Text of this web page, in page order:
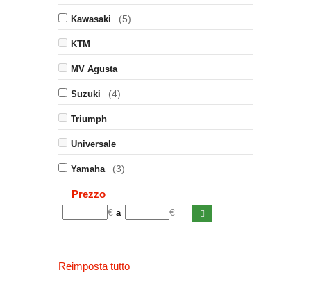
Kawasaki (5)
KTM
MV Agusta
Suzuki (4)
Triumph
Universale
Yamaha (3)
Prezzo
€ a €
Reimposta tutto